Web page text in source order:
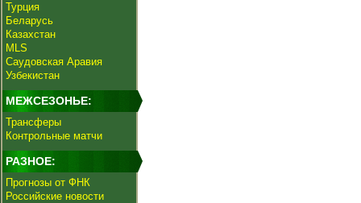
Турция
Беларусь
Казахстан
MLS
Саудовская Аравия
Узбекистан
МЕЖСЕЗОНЬЕ:
Трансферы
Контрольные матчи
РАЗНОЕ:
Прогнозы от ФНК
Российские новости